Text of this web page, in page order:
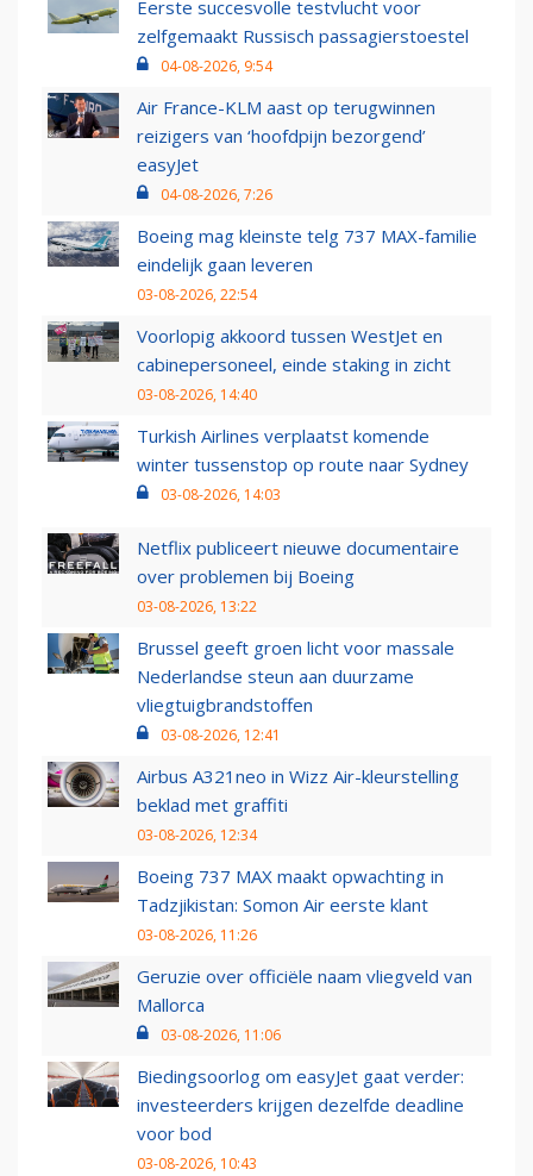
Eerste succesvolle testvlucht voor
zelfgemaakt Russisch passagierstoestel
04-08-2026, 9:54
Air France-KLM aast op terugwinnen
reizigers van ‘hoofdpijn bezorgend’
easyJet
04-08-2026, 7:26
Boeing mag kleinste telg 737 MAX-familie
eindelijk gaan leveren
03-08-2026, 22:54
Voorlopig akkoord tussen WestJet en
cabinepersoneel, einde staking in zicht
03-08-2026, 14:40
Turkish Airlines verplaatst komende
winter tussenstop op route naar Sydney
03-08-2026, 14:03
Netflix publiceert nieuwe documentaire
over problemen bij Boeing
03-08-2026, 13:22
Brussel geeft groen licht voor massale
Nederlandse steun aan duurzame
vliegtuigbrandstoffen
03-08-2026, 12:41
Airbus A321neo in Wizz Air-kleurstelling
beklad met graffiti
03-08-2026, 12:34
Boeing 737 MAX maakt opwachting in
Tadzjikistan: Somon Air eerste klant
03-08-2026, 11:26
Geruzie over officiële naam vliegveld van
Mallorca
03-08-2026, 11:06
Biedingsoorlog om easyJet gaat verder:
investeerders krijgen dezelfde deadline
voor bod
03-08-2026, 10:43